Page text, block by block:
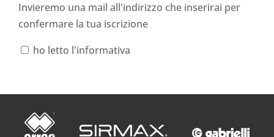
Invieremo una mail all'indirizzo che inserirai per
confermare la tua iscrizione
ho letto l'informativa